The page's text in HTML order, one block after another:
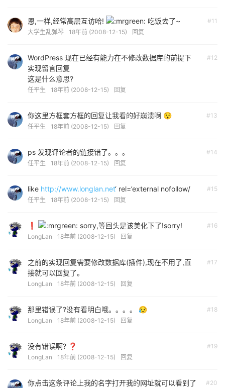
#11
恩,一样,经常高层互访哈! 吃饭去了~
大学生乱弹琴 18年前 (2008-12-15) 回复
#12
WordPress 现在已经有能力在不修改数据库的前提下
实现留言回复
这是什么意思?
任平生 18年前 (2008-12-15) 回复
#13
你这里方框套方框的回复让我看的好崩溃啊 😯
任平生 18年前 (2008-12-15) 回复
#14
ps 发现评论者的链接错了。。。
任平生 18年前 (2008-12-15) 回复
#15
like http://www.longlan.net‘ rel=’external nofollow/
任平生 18年前 (2008-12-15) 回复
#16
❗ sorry,等回头是该美化下了!sorry!
LongLan 18年前 (2008-12-15) 回复
#17
之前的实现回复需要修改数据库(插件),现在不用了,直
接就可以回复了。
LongLan 18年前 (2008-12-15) 回复
#18
那里错误了?没有看明白哦。。。。 😥
LongLan 18年前 (2008-12-15) 回复
#19
没有错误啊? ❓
LongLan 18年前 (2008-12-15) 回复
#20
你点击这条评论上我的名字打开我的网址就可以看到了